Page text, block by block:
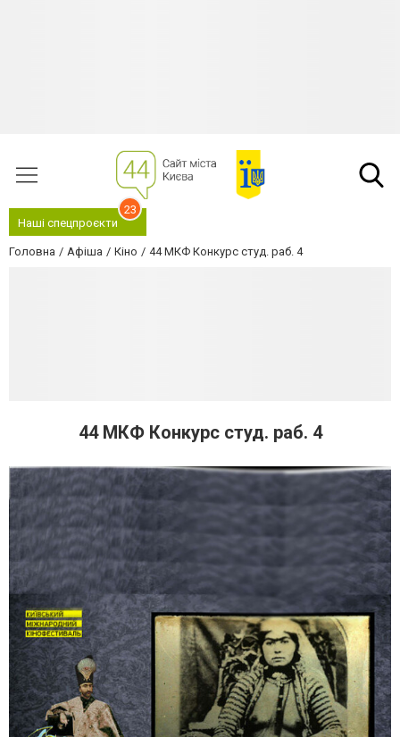
Наші спецпроєкти
23
Головна Афіша Кіно 44 МКФ Конкурс студ. раб. 4
44 МКФ Конкурс студ. раб. 4